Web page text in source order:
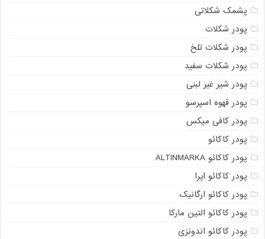
پشمک شکلاتی
پودر شکلات
پودر شکلات تلخ
پودر شکلات سفید
پودر شیر غیر لبنی
پودر قهوه اسپرسو
پودر کافی میکس
پودر کاکائو
پودر کاکائو ALTINMARKA
پودر کاکائو اپرا
پودر کاکائو ارگانیک
پودر کاکائو التین مارکا
پودر کاکائو اندونزی